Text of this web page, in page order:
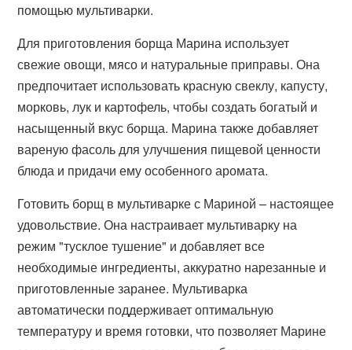
помощью мультиварки.
Для приготовления борща Марина использует
свежие овощи, мясо и натуральные приправы. Она
предпочитает использовать красную свеклу, капусту,
морковь, лук и картофель, чтобы создать богатый и
насыщенный вкус борща. Марина также добавляет
вареную фасоль для улучшения пищевой ценности
блюда и придачи ему особенного аромата.
Готовить борщ в мультиварке с Мариной – настоящее
удовольствие. Она настраивает мультиварку на
режим "тусклое тушение" и добавляет все
необходимые ингредиенты, аккуратно нарезанные и
приготовленные заранее. Мультиварка
автоматически поддерживает оптимальную
температуру и время готовки, что позволяет Марине